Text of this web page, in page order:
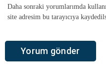
Daha sonraki yorumlarımda
site adresim bu tarayıcıya